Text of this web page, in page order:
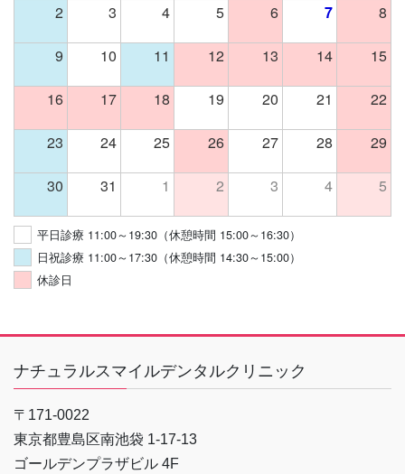
2 3 4 5 6 7 8
9 10 11 12 13 14 15
16 17 18 19 20 21 22
23 24 25 26 27 28 29
30 31 1 2 3 4 5
平日診療 11:00～19:30（休憩時間 15:00～16:30）
日祝診療 11:00～17:30（休憩時間 14:30～15:00）
休診日
ナチュラルスマイルデンタルクリニック
〒171-0022
東京都豊島区南池袋 1-17-13
ゴールデンプラザビル 4F